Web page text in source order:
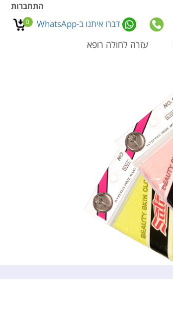
התחברות
דברו איתנו ב-WhatsApp 0
עזרה לחולה רופא